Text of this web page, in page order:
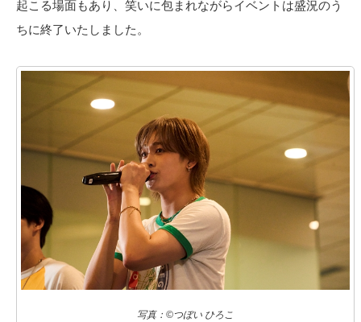
起こる場⾯もあり、笑いに包まれながらイベントは盛況のう
ちに終了いたしました。
写真：©つぼい ひろこ